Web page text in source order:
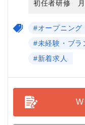
初任者研修 月
#オープニング
#未経験・ブラ
#新着求人